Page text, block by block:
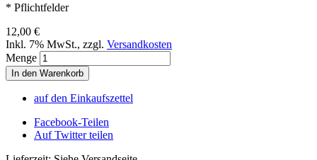
* Pflichtfelder
12,00 €
Inkl. 7% MwSt., zzgl. Versandkosten
Menge
In den Warenkorb
auf den Einkaufszettel
Facebook-Teilen
Auf Twitter teilen